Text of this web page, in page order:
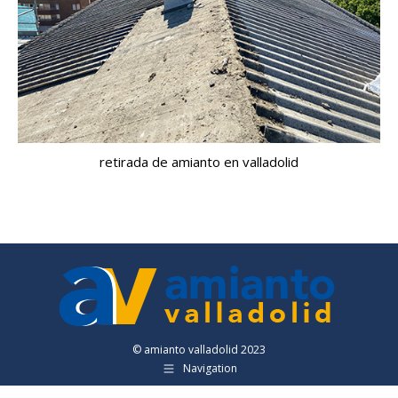
retirada de amianto en valladolid
© amianto valladolid 2023
Navigation